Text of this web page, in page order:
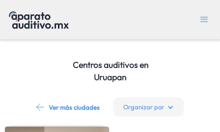
Centros auditivos en
Uruapan
Ver más ciudades Organizar por